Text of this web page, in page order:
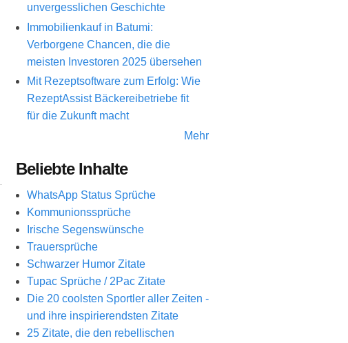
unvergesslichen Geschichte
Immobilienkauf in Batumi:
Verborgene Chancen, die die
meisten Investoren 2025 übersehen
Mit Rezeptsoftware zum Erfolg: Wie
RezeptAssist Bäckereibetriebe fit
für die Zukunft macht
Mehr
Beliebte Inhalte
WhatsApp Status Sprüche
Kommunionssprüche
Irische Segenswünsche
Trauersprüche
Schwarzer Humor Zitate
Tupac Sprüche / 2Pac Zitate
Die 20 coolsten Sportler aller Zeiten -
und ihre inspirierendsten Zitate
25 Zitate, die den rebellischen